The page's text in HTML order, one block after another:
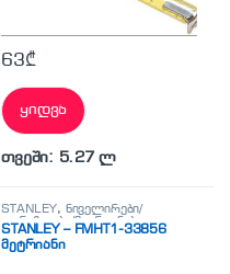
63₾
ყიდვა
თვეში: 5.27 ლ
STANLEY, ნიველირები/
თარაზოები/მეტრიანები
STANLEY – FMHT1-33856
მეტრიანი